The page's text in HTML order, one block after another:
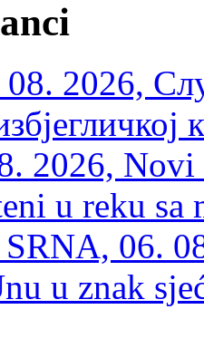
2026,
2026, Novi
u reku sa
06.
u znak